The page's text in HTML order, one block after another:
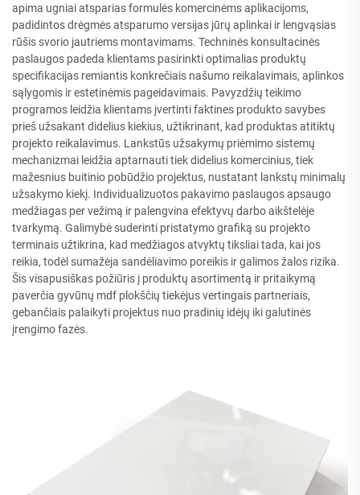
apima ugniai atsparias formulės komercinėms aplikacijoms,
padidintos drėgmės atsparumo versijas jūrų aplinkai ir lengvąsias
rūšis svorio jautriems montavimams. Techninės konsultacinės
paslaugos padeda klientams pasirinkti optimalias produktų
specifikacijas remiantis konkrečiais našumo reikalavimais, aplinkos
sąlygomis ir estetinėmis pageidavimais. Pavyzdžių teikimo
programos leidžia klientams įvertinti faktines produkto savybes
prieš užsakant didelius kiekius, užtikrinant, kad produktas atitiktų
projekto reikalavimus. Lankstūs užsakymų priėmimo sistemų
mechanizmai leidžia aptarnauti tiek didelius komercinius, tiek
mažesnius buitinio pobūdžio projektus, nustatant lankstų minimalų
užsakymo kiekį. Individualizuotos pakavimo paslaugos apsaugo
medžiagas per vežimą ir palengvina efektyvų darbo aikštelėje
tvarkymą. Galimybė suderinti pristatymo grafiką su projekto
terminais užtikrina, kad medžiagos atvyktų tiksliai tada, kai jos
reikia, todėl sumažėja sandėliavimo poreikis ir galimos žalos rizika.
Šis visapusiškas požiūris į produktų asortimentą ir pritaikymą
paverčia gyvūnų mdf plokščių tiekėjus vertingais partneriais,
gebančiais palaikyti projektus nuo pradinių idėjų iki galutinės
įrengimo fazės.